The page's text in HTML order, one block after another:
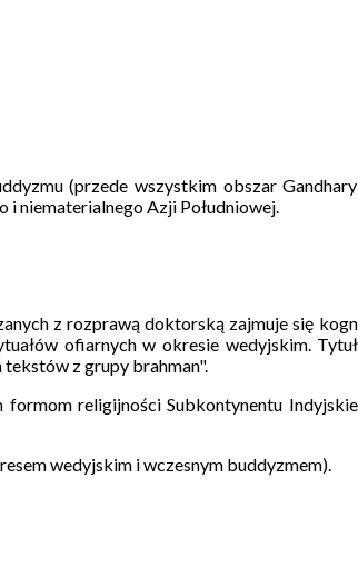
(przede wszystkim obszar
niematerialnego Azji Południowej.
z rozprawą doktorską zajmuje się
ofiarnych w okresie wedyjskim.
z grupy brahman".
religijności Subkontynentu
wedyjskim i wczesnym buddyzmem).